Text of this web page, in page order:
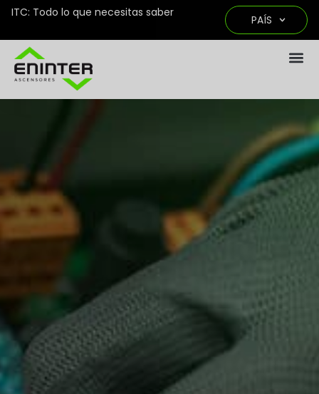
ITC: Todo lo que necesitas saber
PAÍS